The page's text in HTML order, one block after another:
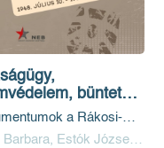
büntetés-
a Rákosi-
1948-1956
Barbara, Estók József,